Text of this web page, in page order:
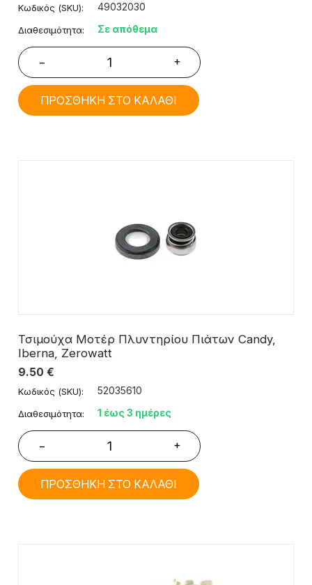
Κωδικός (SKU): 49032030
Διαθεσιμότητα: Σε απόθεμα
− +
ΠΡΟΣΘΗΚΗ ΣΤΟ ΚΑΛΑΘΙ
Τσιμούχα Μοτέρ Πλυντηρίου Πιάτων Candy,
Iberna, Zerowatt
9.50 €
Κωδικός (SKU): 52035610
Διαθεσιμότητα: 1 έως 3 ημέρες
− +
ΠΡΟΣΘΗΚΗ ΣΤΟ ΚΑΛΑΘΙ